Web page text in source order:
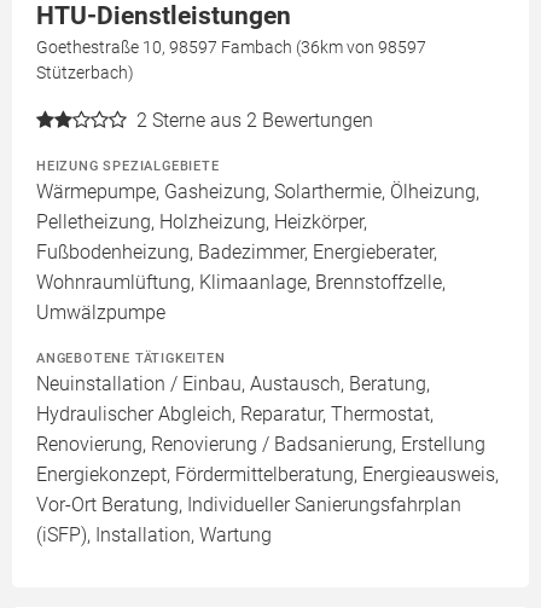
HTU-Dienstleistungen
Goethestraße 10, 98597 Fambach (36km von 98597
Stützerbach)
2 Sterne aus 2 Bewertungen
HEIZUNG SPEZIALGEBIETE
Wärmepumpe, Gasheizung, Solarthermie, Ölheizung,
Pelletheizung, Holzheizung, Heizkörper,
Fußbodenheizung, Badezimmer, Energieberater,
Wohnraumlüftung, Klimaanlage, Brennstoffzelle,
Umwälzpumpe
ANGEBOTENE TÄTIGKEITEN
Neuinstallation / Einbau, Austausch, Beratung,
Hydraulischer Abgleich, Reparatur, Thermostat,
Renovierung, Renovierung / Badsanierung, Erstellung
Energiekonzept, Fördermittelberatung, Energieausweis,
Vor-Ort Beratung, Individueller Sanierungsfahrplan
(iSFP), Installation, Wartung